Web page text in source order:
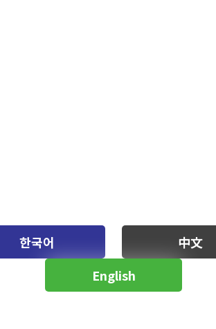
한국어
中文
English